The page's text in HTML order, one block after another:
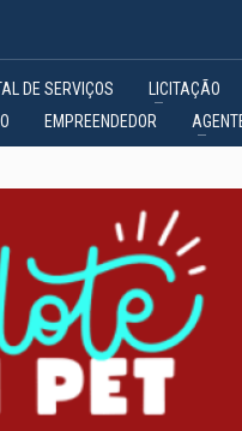
DE SERVIÇOS LICITAÇÃO
EMPREENDEDOR